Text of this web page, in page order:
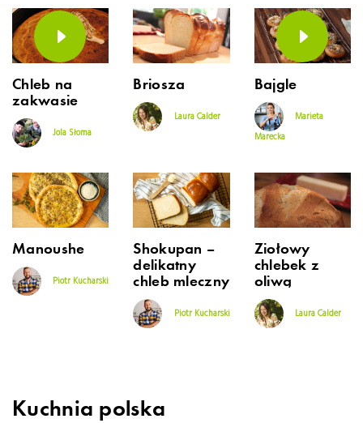
Chleb na
zakwasie
Jola Słoma
Briosza
Laura Calder
Bajgle
Marieta
Marecka
Manoushe
Piotr Kucharski
Shokupan –
delikatny
chleb mleczny
Piotr Kucharski
Ziołowy
chlebek z
oliwą
Laura Calder
Kuchnia polska